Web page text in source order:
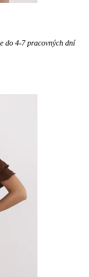
do 4-7 pracovných dní